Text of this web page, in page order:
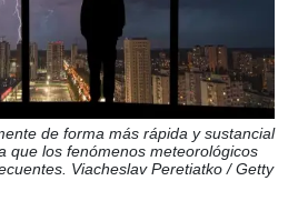
de forma más rápida y sustancial
que los fenómenos meteorológicos
Viacheslav Peretiatko / Getty